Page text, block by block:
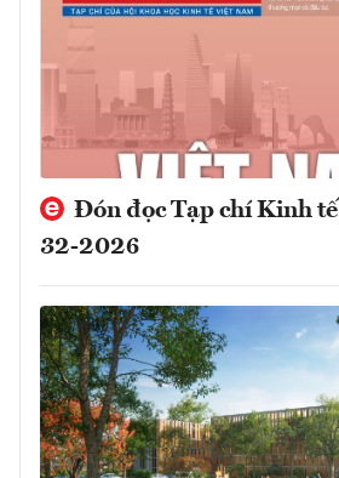
Đón đọc Tạp chí Kinh
32-2026